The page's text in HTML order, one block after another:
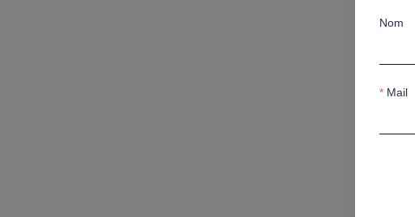
Nom
Mail